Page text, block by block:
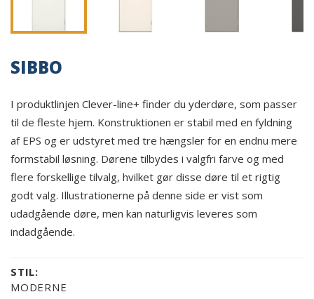
SIBBO
I produktlinjen Clever-line+ finder du yderdøre, som passer
til de fleste hjem. Konstruktionen er stabil med en fyldning
af EPS og er udstyret med tre hængsler for en endnu mere
formstabil løsning. Dørene tilbydes i valgfri farve og med
flere forskellige tilvalg, hvilket gør disse døre til et rigtig
godt valg. Illustrationerne på denne side er vist som
udadgående døre, men kan naturligvis leveres som
indadgående.
STIL:
MODERNE